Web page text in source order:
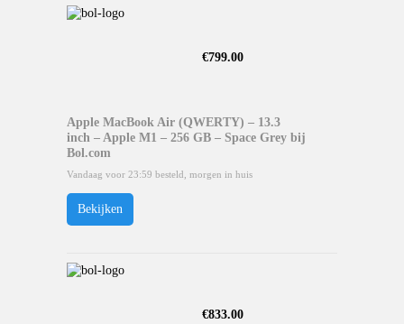
€799.00
Apple MacBook Air (QWERTY) – 13.3
inch – Apple M1 – 256 GB – Space Grey bij
Bol.com
Vandaag voor 23:59 besteld, morgen in huis
Bekijken
€833.00